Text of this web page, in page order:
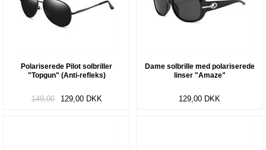
Polariserede Pilot solbriller
"Topgun" (Anti-refleks)
149,00 129,00 DKK
Dame solbrille med polariserede
linser "Amaze"
129,00 DKK